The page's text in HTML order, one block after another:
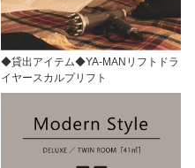
◆貸出アイテム◆YA-MANリフトドラ
イヤースカルプリフト